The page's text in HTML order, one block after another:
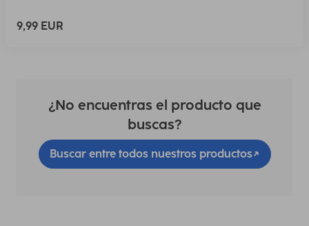
9,99 EUR
¿No encuentras el producto que
buscas?
Buscar entre todos nuestros productos